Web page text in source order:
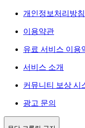
개인정보처리방침
이용약관
유료 서비스 이용
서비스 소개
커뮤니티 보상 시
광고 문의